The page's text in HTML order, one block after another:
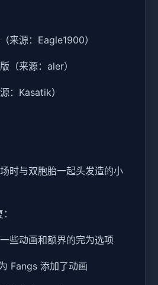
来源：Eagle1900）
（来源：aler）
：Kasatik）
时与双胞胎一起头发造的小
些动画和额界的完为选项
Fangs 添加了动画